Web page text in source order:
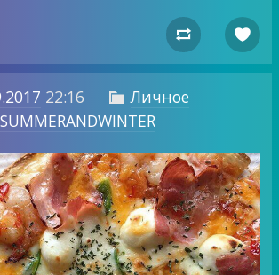
 
22:16  Личное